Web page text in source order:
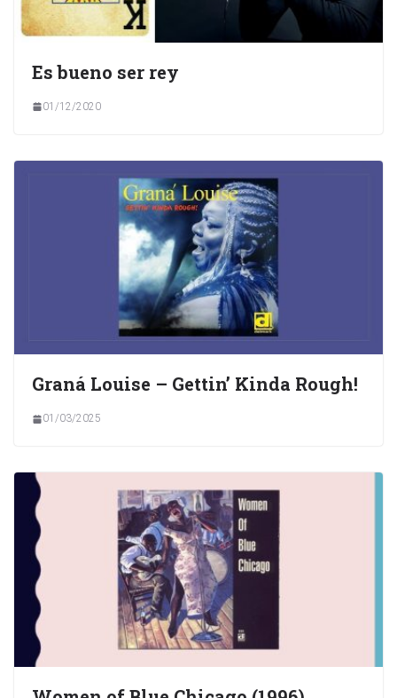
Es bueno ser rey
01/12/2020
Graná Louise – Gettin’ Kinda Rough!
01/03/2025